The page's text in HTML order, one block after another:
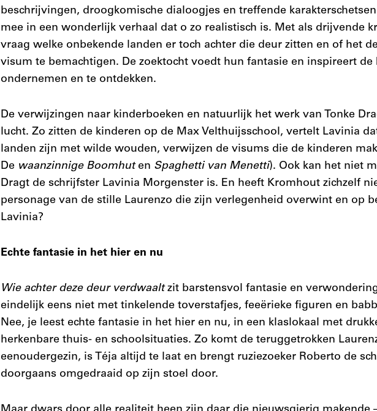
beschrijvingen, droogkomische dialoogjes en treffende
mee in een wonderlijk verhaal dat o zo realistisch is. Met als drijvende
vraag welke onbekende landen er toch achter die deur zitten en of het
visum te bemachtigen. De zoektocht voedt hun fantasie en inspireert de
ondernemen en te ontdekken.
De verwijzingen naar kinderboeken en natuurlijk het werk van Tonke
lucht. Zo zitten de kinderen op de Max Velthuijsschool, vertelt Lavinia
landen zijn met wilde wouden, verwijzen de visums die de kinderen
De waanzinnige Boomhuten Spaghetti van Menetti). Ook kan het niet
Dragt de schrijfster Lavinia Morgenster is. En heeft Kromhout zichzelf
personage van de stille Laurenzo die zijn verlegenheid overwint en op
Lavinia?
Echte fantasie in het hier en nu
Wie achter deze deur verdwaaltzit barstensvol fantasie en
eindelijk eens niet met tinkelende toverstafjes, feeërieke figuren en
Nee, je leest echte fantasie in het hier en nu, in een klaslokaal met
herkenbare thuis- en schoolsituaties. Zo komt de teruggetrokken
eenoudergezin, is Téja altijd te laat en brengt ruziezoeker Roberto de
doorgaans omgedraaid op zijn stoel door.